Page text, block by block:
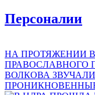
Персоналии
НА ПРОТЯЖЕНИИ
ПРАВОСЛАВНОГО
ВОЛКОВА